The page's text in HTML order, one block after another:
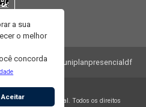
a sua
o melhor
concorda
Aceitar
@uniplanpresencialdf
do Distrito Federal. Todos os direitos